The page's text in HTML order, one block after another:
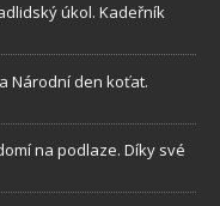
úkol. Kadeřník
Národní den koťat.
na podlaze. Díky své